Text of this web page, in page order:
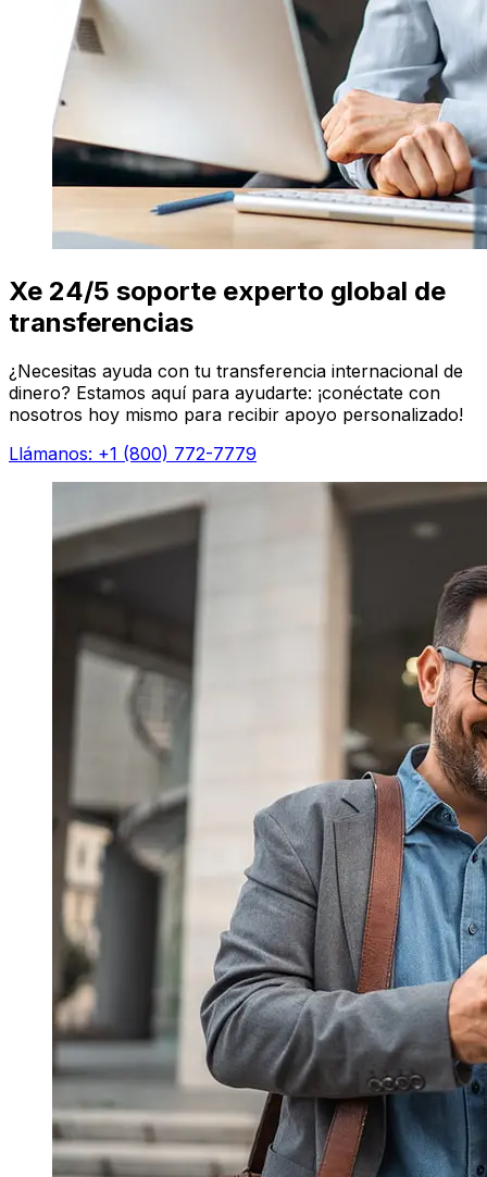
Xe 24/5 soporte experto global de
transferencias
¿Necesitas ayuda con tu transferencia internacional de
dinero? Estamos aquí para ayudarte: ¡conéctate con
nosotros hoy mismo para recibir apoyo personalizado!
Llámanos: +1 (800) 772-7779